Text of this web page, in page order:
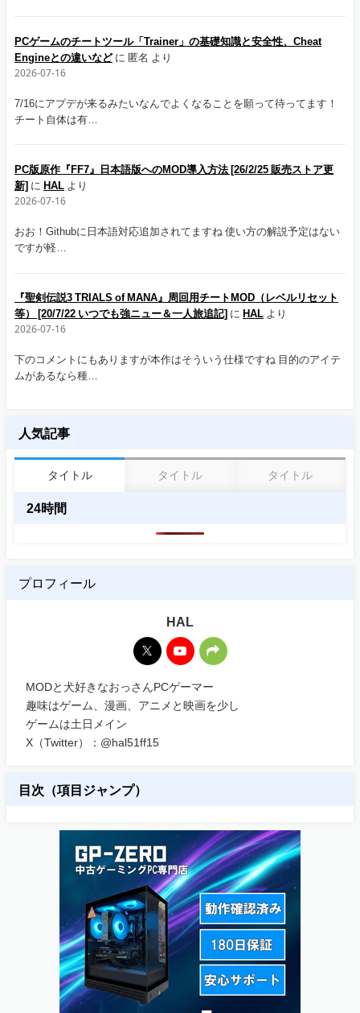
PCゲームのチートツール「Trainer」の基礎知識と安全性、Cheat
Engineとの違いなどに 匿名 より
2026-07-16
7/16にアプデが来るみたいなんでよくなることを願って待ってます！
チート自体は有…
PC版原作『FF7』日本語版へのMOD導入方法 [26/2/25 販売ストア更
新] に HAL より
2026-07-16
おお！Githubに日本語対応追加されてますね 使い方の解説予定はない
ですが軽…
『聖剣伝説3 TRIALS of MANA』周回用チートMOD（レベルリセット
等） [20/7/22 いつでも強ニュー＆一人旅追記] に HAL より
2026-07-16
下のコメントにもありますが本作はそういう仕様ですね 目的のアイテ
ムがあるなら種…
人気記事
タイトル タイトル タイトル
24時間
プロフィール
HAL
MODと犬好きなおっさんPCゲーマー
趣味はゲーム、漫画、アニメと映画を少し
ゲームは土日メイン
X（Twitter）：@hal51ff15
目次（項目ジャンプ）